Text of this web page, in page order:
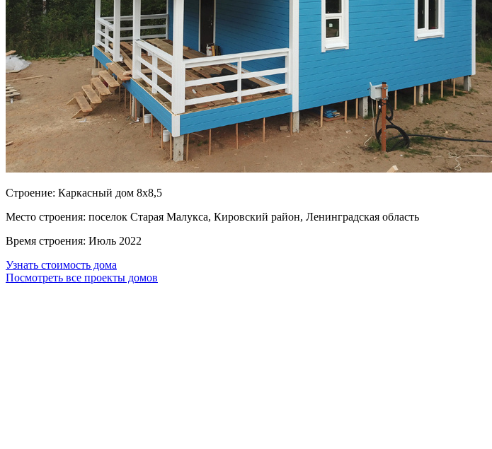
Cтроение: Каркасный дом 8х8,5
Место строения: поселок Старая Малукса, Кировский район, Ленинградская область
Время строения: Июль 2022
Узнать стоимость дома
Посмотреть все проекты домов